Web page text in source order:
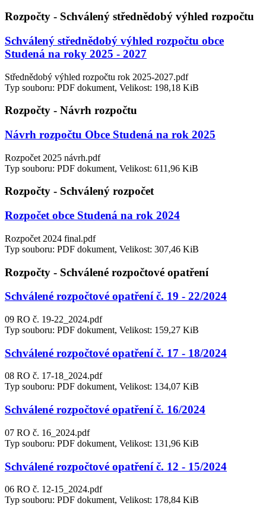
Rozpočty - Schválený střednědobý výhled rozpočtu
Schválený střednědobý výhled rozpočtu obce
Studená na roky 2025 - 2027
Střednědobý výhled rozpočtu rok 2025-2027.pdf
Typ souboru: PDF dokument, Velikost: 198,18 KiB
Rozpočty - Návrh rozpočtu
Návrh rozpočtu Obce Studená na rok 2025
Rozpočet 2025 návrh.pdf
Typ souboru: PDF dokument, Velikost: 611,96 KiB
Rozpočty - Schválený rozpočet
Rozpočet obce Studená na rok 2024
Rozpočet 2024 final.pdf
Typ souboru: PDF dokument, Velikost: 307,46 KiB
Rozpočty - Schválené rozpočtové opatření
Schválené rozpočtové opatření č. 19 - 22/2024
09 RO č. 19-22_2024.pdf
Typ souboru: PDF dokument, Velikost: 159,27 KiB
Schválené rozpočtové opatření č. 17 - 18/2024
08 RO č. 17-18_2024.pdf
Typ souboru: PDF dokument, Velikost: 134,07 KiB
Schválené rozpočtové opatření č. 16/2024
07 RO č. 16_2024.pdf
Typ souboru: PDF dokument, Velikost: 131,96 KiB
Schválené rozpočtové opatření č. 12 - 15/2024
06 RO č. 12-15_2024.pdf
Typ souboru: PDF dokument, Velikost: 178,84 KiB